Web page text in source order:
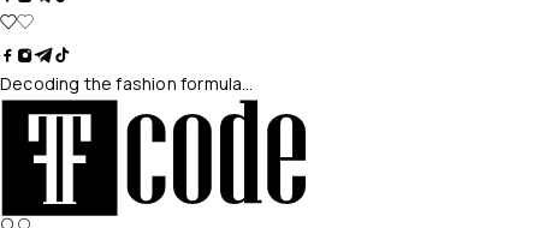
Decoding the fashion formula…